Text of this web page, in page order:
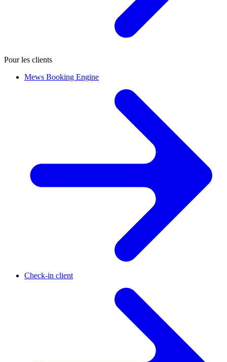
Pour les clients
Mews Booking Engine
Check-in client